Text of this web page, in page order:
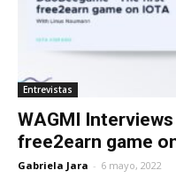
Entrevistas
WAGMI
free2earn game
Gabriela Jara - 6 mayo, 2022